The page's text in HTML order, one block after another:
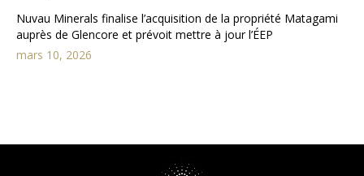
Nuvau Minerals finalise l’acquisition de la propriété Matagami
auprès de Glencore et prévoit mettre à jour l’ÉEP
mars 10, 2026